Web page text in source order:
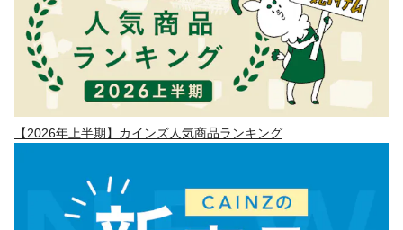
【2026年上半期】カインズ人気商品ランキング